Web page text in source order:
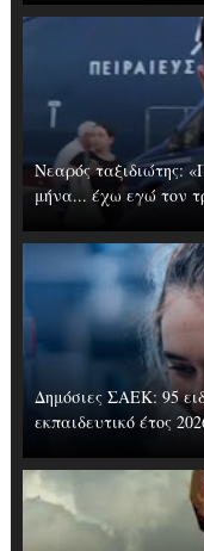
Νεαρός ταξιδιώτης:
μήνα... έχω εγώ τον
Δημόσιες ΣΑΕΚ: 95
εκπαιδευτικό έτος